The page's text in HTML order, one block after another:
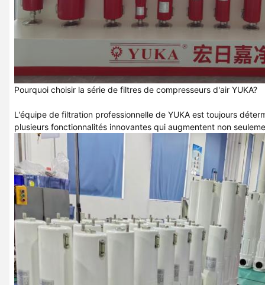
Pourquoi choisir la série de filtres de compresseurs d'air YUKA?
L'équipe de filtration professionnelle de YUKA est toujours
plusieurs fonctionnalités innovantes qui augmentent non